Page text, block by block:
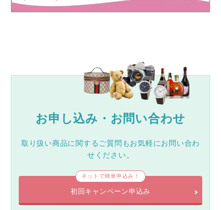
お申し込み・お問い合わせ
取り扱い商品に関するご質問もお気軽にお問い合わ
せください。
ネットで簡単申込み！
初回キャンペーン申込み